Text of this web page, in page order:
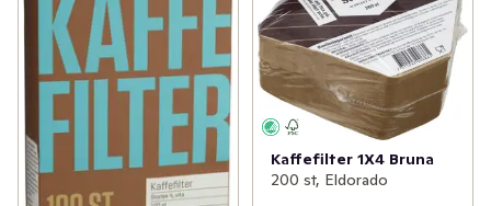
Kaffefilter 1X4 Bruna
200 st, Eldorado